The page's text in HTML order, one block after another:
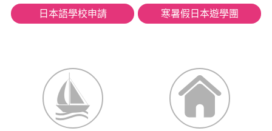
日本語學校申請 寒暑假日本遊學團